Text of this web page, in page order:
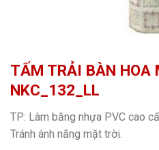
TẤM TRẢI BÀN HOA
NKC_132_LL
TP: Làm bằng nhựa PVC cao
Tránh ánh nắng mặt trời.